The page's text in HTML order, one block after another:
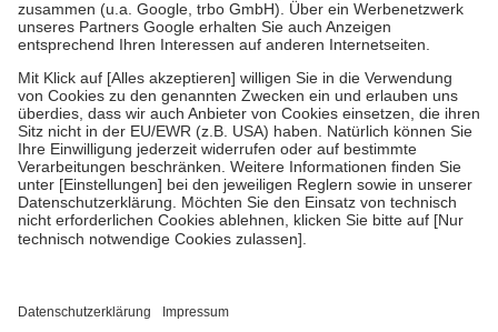
Verordnung.
Um das Engagement der Versicherten für ihre eigene Gesundheit zu
stärken und die besondere Stellung der Familie zu unterstützen,
fallenkeine Zuzahlungenan bei:
• Kindern und Jugendlichen bis zum vollendeten 18. Lebensjahr
mit Ausnahme der Fahrkosten
• Untersuchungen zur Vorsorge und Früherkennung, die von der
GKV getragen werden
• empfohlenen Schutzimpfungen
• Harn- und Blutteststreifen
getroffen, um sicherzustellen, dass es sich um echte Bewertungen